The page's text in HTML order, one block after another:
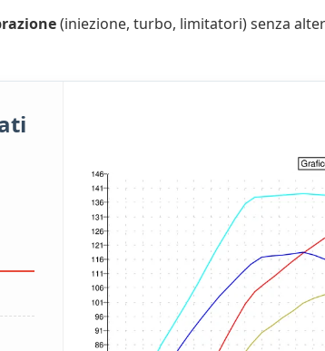
(iniezione, turbo, limitatori) senza